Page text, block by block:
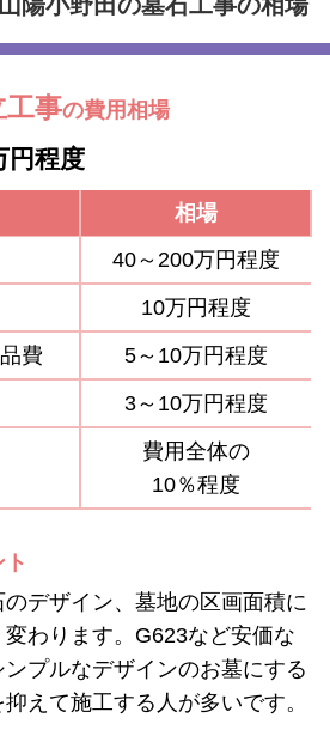
工事の費用相場
円程度
相場
40～200万円程度
10万円程度
費
5～10万円程度
3～10万円程度
費用全体の
10％程度
デザイン、墓地の区画面積に
わります。G623など安価な
プルなデザインのお墓にする
えて施工する人が多いです。